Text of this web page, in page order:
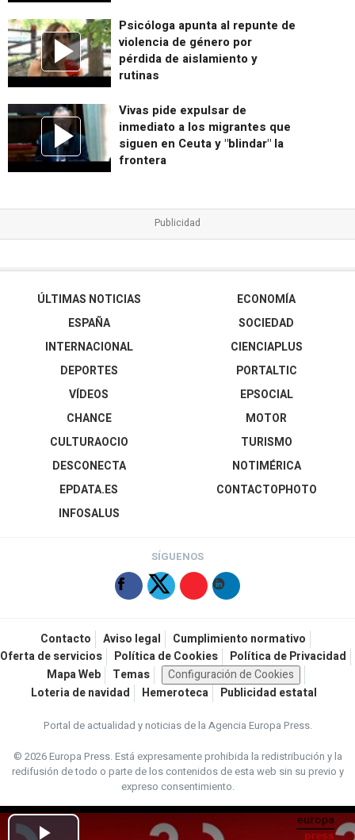
Psicóloga apunta al repunte de
violencia de género por
pérdida de aislamiento y
rutinas
Vivas pide expulsar de
inmediato a los migrantes que
siguen en Ceuta y "blindar" la
frontera
ÚLTIMAS NOTICIAS
ESPAÑA
INTERNACIONAL
DEPORTES
VÍDEOS
ECONOMÍA
SOCIEDAD
CIENCIAPLUS
PORTALTIC
EPSOCIAL
CHANCE
CULTURAOCIO
DESCONECTA
EPDATA.ES
INFOSALUS
MOTOR
TURISMO
NOTIMÉRICA
CONTACTOPHOTO
SÍGUENOS
Contacto Aviso legal
Cumplimiento normativo
Oferta de servicios
Política de Cookies
Política de Privacidad
Mapa Web
Temas
Configuración de Cookies
Loteria de navidad
Hemeroteca Publicidad estatal
Portal de actualidad y noticias de la Agencia Europa Press.
© 2026 Europa Press.Está expresamente prohibida la redistribución y la
redifusión de todo o parte de los contenidos de esta web sin su previo y
expreso consentimiento.